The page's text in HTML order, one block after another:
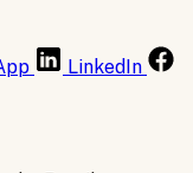
LinkedIn